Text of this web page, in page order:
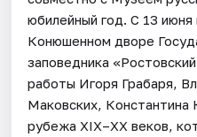
юбилейный год. С 13 июня
Конюшенном дворе
заповедника
работы Игоря Грабаря,
Маковских, Константина
рубежа XIX–XX веков,